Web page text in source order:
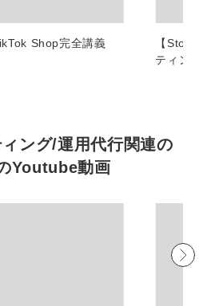
Shop完全講義
【
ティン
ング/運用代行関連の
Youtube動画